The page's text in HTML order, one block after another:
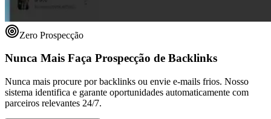
Zero Prospecção
Nunca Mais Faça Prospecção de Backlinks
Nunca mais procure por backlinks ou envie e-mails frios. Nosso
sistema identifica e garante oportunidades automaticamente com
parceiros relevantes 24/7.